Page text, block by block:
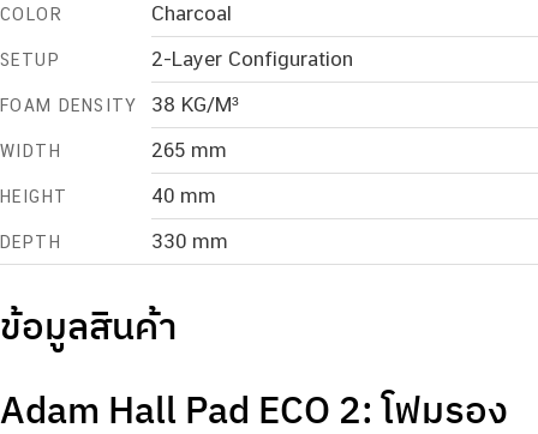
COLOR Charcoal
SETUP 2-Layer Configuration
FOAM DENSITY 38 KG/M³
WIDTH 265 mm
HEIGHT 40 mm
DEPTH 330 mm
ข้อมูลสินค้า
Adam Hall Pad ECO 2: โฟมรอง